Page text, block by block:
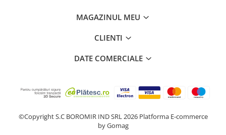
MAGAZINUL MEU
CLIENTI
DATE COMERCIALE
©Copyright S.C BOROMIR IND SRL 2026 Platforma E-commerce
by Gomag